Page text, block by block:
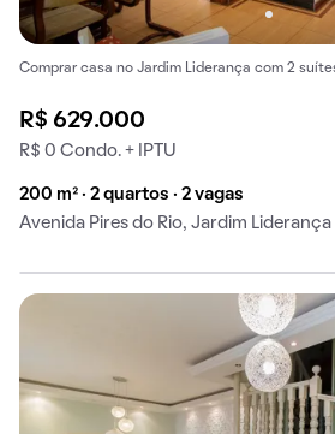
Comprar casa no Jardim Liderança com 2
R$ 629.000
R$ 0 Condo. + IPTU
200 m² · 2 quartos · 2 vagas
Avenida Pires do Rio, Jardim Liderança